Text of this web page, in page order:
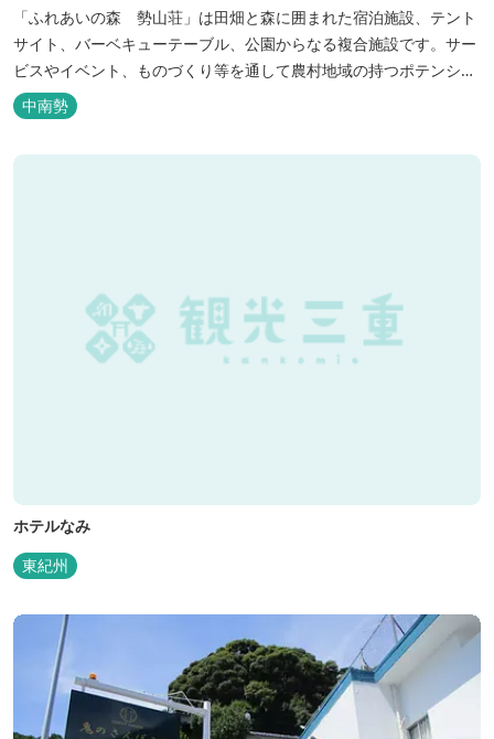
「ふれあいの森 勢山荘」は田畑と森に囲まれた宿泊施設、テント
サイト、バーベキューテーブル、公園からなる複合施設です。サー
ビスやイベント、ものづくり等を通して農村地域の持つポテンシャ
ルを発信しています。 めだかやタガメなど水生生物が生息し、初夏
にはホタルが飛び交う「メダカ池」や、約９０００本のあじさいが
植えられた「あじさいの小径」を散策し、遠い昔に過ごした懐かし
中南勢
ホテルなみ
東紀州